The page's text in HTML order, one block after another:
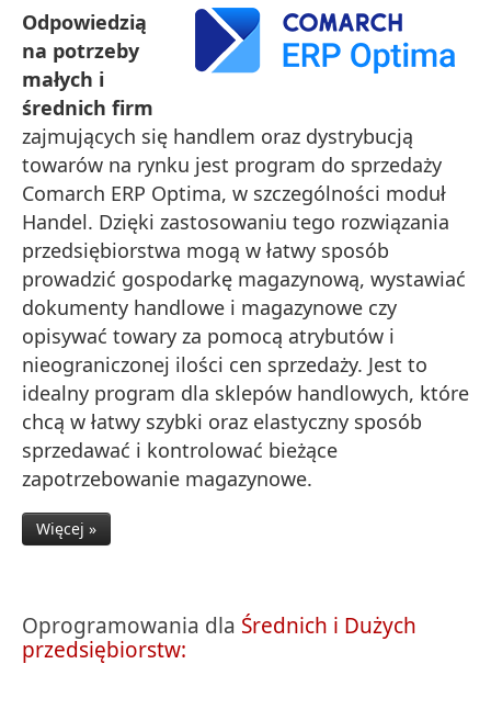
Odpowiedzią
na potrzeby
małych i
średnich firm
zajmujących się handlem oraz dystrybucją
towarów na rynku jest program do sprzedaży
Comarch ERP Optima, w szczególności moduł
Handel. Dzięki zastosowaniu tego rozwiązania
przedsiębiorstwa mogą w łatwy sposób
prowadzić gospodarkę magazynową, wystawiać
dokumenty handlowe i magazynowe czy
opisywać towary za pomocą atrybutów i
nieograniczonej ilości cen sprzedaży. Jest to
idealny program dla sklepów handlowych, które
chcą w łatwy szybki oraz elastyczny sposób
sprzedawać i kontrolować bieżące
zapotrzebowanie magazynowe.
Więcej »
Oprogramowania dla Średnich i Dużych
przedsiębiorstw: